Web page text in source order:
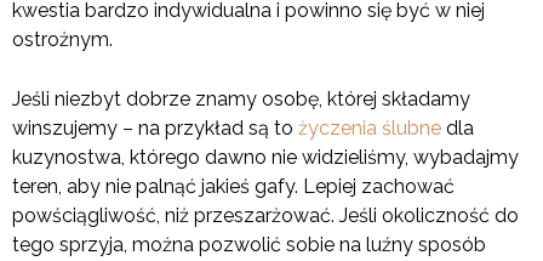
kwestia bardzo indywidualna i powinno się być w niej
ostrożnym.
Jeśli niezbyt dobrze znamy osobę, której składamy
winszujemy – na przykład są to życzenia ślubne dla
kuzynostwa, którego dawno nie widzieliśmy, wybadajmy
teren, aby nie palnąć jakieś gafy. Lepiej zachować
powściągliwość, niż przeszarżować. Jeśli okoliczność do
tego sprzyja, można pozwolić sobie na luźny sposób